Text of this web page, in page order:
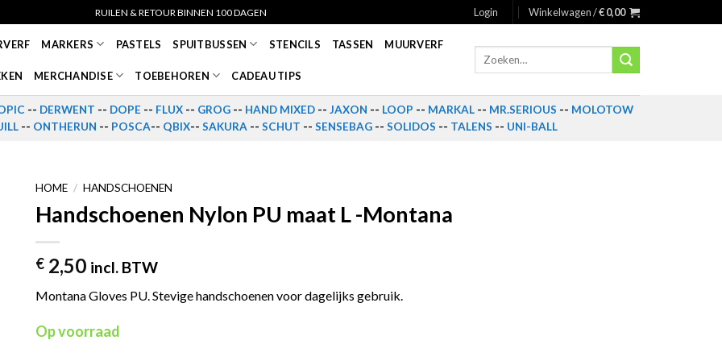
RUILEN & RETOUR BINNEN 100 DAGEN Login Winkelwagen /€0,00
MARKERS PASTELS SPUITBUSSEN STENCILS TASSEN MUURVERF
MERCHANDISE TOEBEHOREN CADEAU TIPS
Zoeken
-- DERWENT -- DOPE -- FLUX -- GROG -- HAND MIXED -- JAXON -- LOOP -- MARKAL -- MR.SERIOUS -- MOLOTOW
-- ONTHERUN -- POSCA-- QBIX-- SAKURA -- SCHUT -- SENSEBAG -- SOLIDOS -- TALENS -- UNI-BALL
HOME / HANDSCHOENEN
Handschoenen Nylon PU maat L -Montana
€ 2,50 incl. BTW
Montana Gloves PU. Stevige handschoenen voor dagelijks gebruik.
Op voorraad